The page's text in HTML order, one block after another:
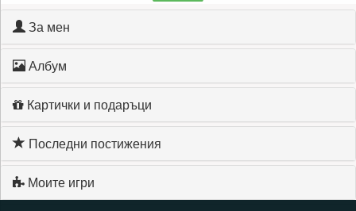
За мен
Албум
Картички и подаръци
Последни постижения
Моите игри